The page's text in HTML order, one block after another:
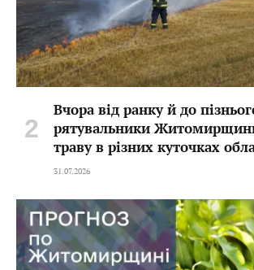
Вчора від ранку й до
рятувальники
траву в різних куточках
31.07.2026